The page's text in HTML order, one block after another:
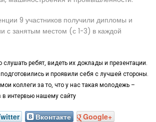
9 участников получили дипломы и
с занятым местом (с 1-3) в каждой
слушать ребят, видеть их доклады и презентации.
и проявили себя с лучшей стороны.
коллеги за то, что у нас такая молодежь –
интервью нашему сайту
Вконтакте Google+